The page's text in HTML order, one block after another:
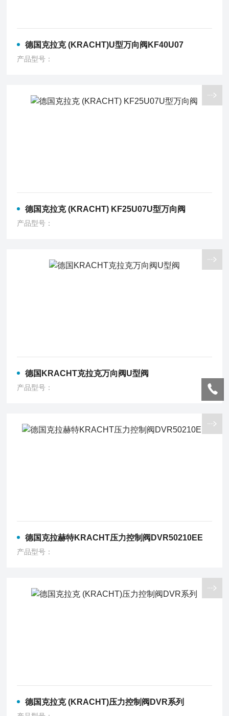
德国克拉克 (KRACHT)U型万向阀KF40U07
产品型号：
德国克拉克 (KRACHT) KF25U07U型万向阀
产品型号：
德国KRACHT克拉克万向阀U型阀
产品型号：
德国克拉赫特KRACHT压力控制阀DVR50210EE
产品型号：
德国克拉克 (KRACHT)压力控制阀DVR系列